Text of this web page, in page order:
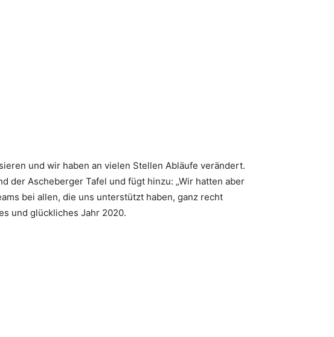
und wir haben an vielen Stellen Abläufe verändert.
der Ascheberger Tafel und fügt hinzu: „Wir hatten aber
bei allen, die uns unterstützt haben, ganz recht
und glückliches Jahr 2020.